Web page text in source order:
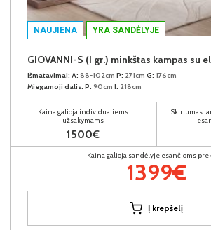
NAUJIENA YRA SANDĖLYJE
Išmatavimai: A: 88-102cm P: 271cm G: 176cm
Miegamoji dalis: P: 90cm I: 218cm
Kaina galioja individualiems
užsakymams
1500€
Skirtumas
Kaina galioja sandėlyje esančioms
1399€
Į krepšelį